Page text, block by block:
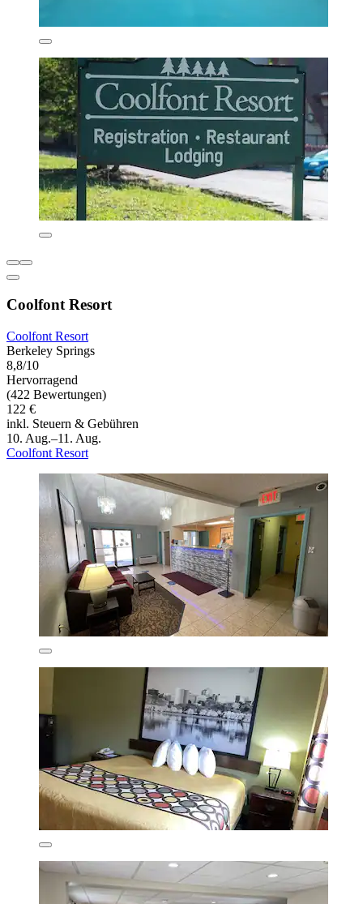
Coolfont Resort
Coolfont Resort
Berkeley Springs
8,8/10
Hervorragend
(422 Bewertungen)
122 €
inkl. Steuern & Gebühren
10. Aug.–11. Aug.
Coolfont Resort